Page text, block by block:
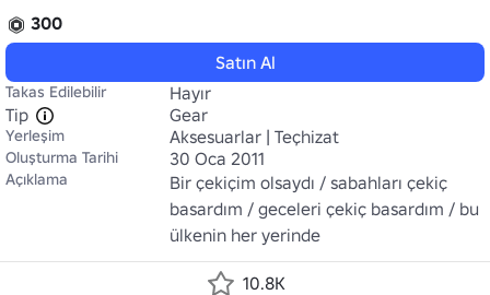
300
Satın Al
Takas Edilebilir
Hayır
Tip
Gear
Yerleşim Aksesuarlar | Teçhizat
Oluşturma Tarihi 30 Oca 2011
Açıklama
Bir çekiçim olsaydı / sabahları çekiç
basardım / geceleri çekiç basardım / bu
ülkenin her yerinde
10.8K